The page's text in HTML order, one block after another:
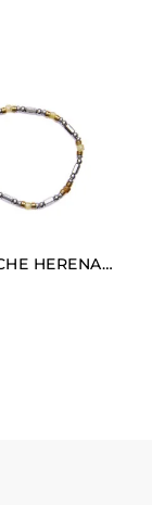
ELASTISCHE HERENARMBAND IN RHODIUM HEMATIET EN GROSSULARIA